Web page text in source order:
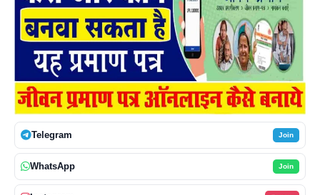
Telegram Join
WhatsApp Join